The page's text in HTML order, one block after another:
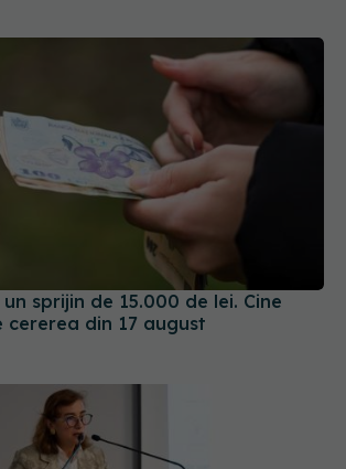
sprijin de 15.000 de lei. Cine
cererea din 17 august